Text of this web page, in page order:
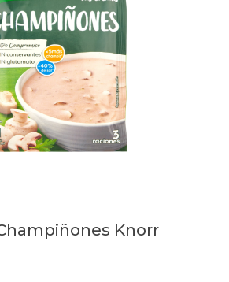
Knorr